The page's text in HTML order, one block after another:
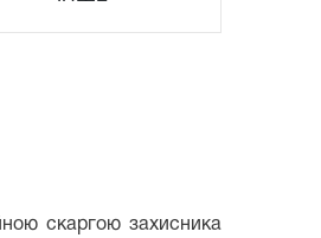
скаргою захисника